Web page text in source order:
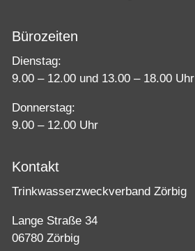
Bürozeiten
Dienstag:
9.00 – 12.00 und 13.00 – 18.00 Uhr
Donnerstag:
9.00 – 12.00 Uhr
Kontakt
Trinkwasserzweckverband Zörbig
Lange Straße 34
06780 Zörbig